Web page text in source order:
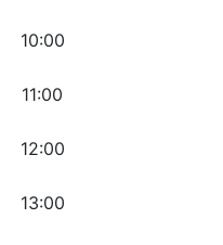
10:00
11:00
12:00
13:00